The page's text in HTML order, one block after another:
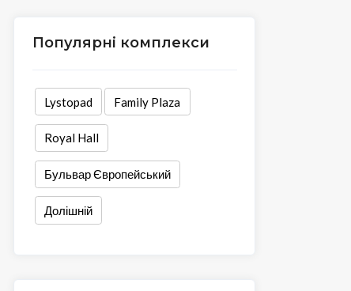
Популярні комплекси
Lystopad Family Plaza
Royal Hall
Бульвар Європейський
Долішній